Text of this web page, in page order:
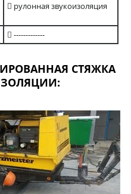
рулонная звукоизоляция
-------------
СТЯЖКА